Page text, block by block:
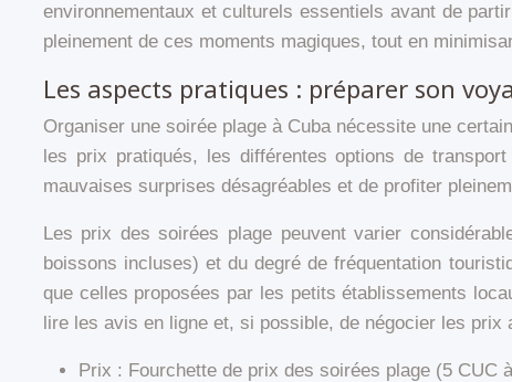
environnementaux et culturels essentiels avant de
pleinement de ces moments magiques, tout en
Les aspects pratiques : préparer son
Organiser une soirée plage à Cuba nécessite une
les prix pratiqués, les différentes options de
mauvaises surprises désagréables et de profiter
Les prix des soirées plage peuvent varier
boissons incluses) et du degré de fréquentation
que celles proposées par les petits établissements
lire les avis en ligne et, si possible, de négocier les prix
Prix : Fourchette de prix des soirées plage (5